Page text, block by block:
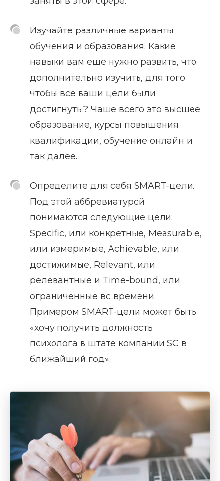
Изучайте различные варианты
обучения и образования. Какие
навыки вам еще нужно развить, что
дополнительно изучить, для того
чтобы все ваши цели были
достигнуты? Чаще всего это высшее
образование, курсы повышения
квалификации, обучение онлайн и
так далее.
Определите для себя SMART-цели.
Под этой аббревиатурой
понимаются следующие цели:
Specific, или конкретные, Measurable,
или измеримые, Achievable, или
достижимые, Relevant, или
релевантные и Time-bound, или
ограниченные во времени.
Примером SMART-цели может быть
«хочу получить должность
психолога в штате компании SC в
ближайший год».